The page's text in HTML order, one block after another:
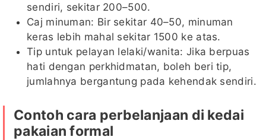
sendiri, sekitar 200–500.
Caj minuman: Bir sekitar 40–50, minuman
keras lebih mahal sekitar 1500 ke atas.
Tip untuk pelayan lelaki/wanita: Jika berpuas
hati dengan perkhidmatan, boleh beri tip,
jumlahnya bergantung pada kehendak sendiri.
Contoh cara perbelanjaan di kedai
pakaian formal